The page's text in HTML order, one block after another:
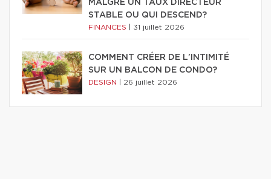
MALGRÉ UN TAUX DIRECTEUR
STABLE OU QUI DESCEND?
FINANCES 31 juillet 2026
COMMENT CRÉER DE L'INTIMITÉ
SUR UN BALCON DE CONDO?
DESIGN 26 juillet 2026